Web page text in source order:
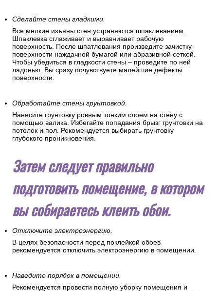
Сделайте стены гладкими.
Все мелкие изъяны стен устраняются шпаклеванием.
Шпаклевка сглаживает и выравнивает рабочую
поверхность. После шпатлевания произведите зачистку
поверхности наждачной бумагой или абразивной сеткой.
Чтобы убедиться в гладкости стены – проведите по ней
ладонью. Вы сразу почувствуете малейшие дефекты
поверхности.
Обработайте стены грунтовкой.
Нанесите грунтовку ровным тонким слоем на стену с
помощью валика. Избегайте попадания брызг грунтовки на
потолок и пол. Рекомендуется выбирать грунтовку
глубокого проникновения.
Затем следует правильно
подготовить помещение, в котором
вы собираетесь клеить обои.
Отключите электроэнергию.
В целях безопасности перед поклейкой обоев
рекомендуется отключить электроэнергию в помещении.
Наведите порядок в помещении.
Рекомендуется провести полную уборку помещения и